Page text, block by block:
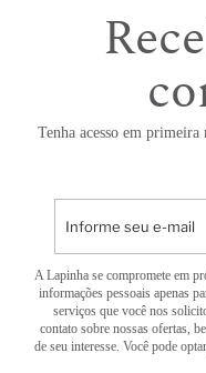
Tenha acesso em primeira
A Lapinha se compromete em
informações pessoais apenas
serviços que você nos
contato sobre nossas ofertas,
de seu interesse. Você pode